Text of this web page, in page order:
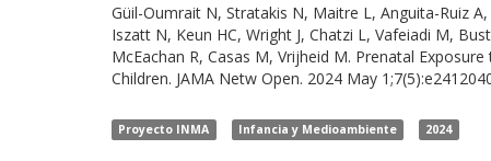
Güil-Oumrait N, Stratakis N, Maitre L, Anguita-Ruiz
Iszatt N, Keun HC, Wright J, Chatzi L, Vafeiadi M,
McEachan R, Casas M, Vrijheid M. Prenatal
Children. JAMA Netw Open. 2024 May
Proyecto INMA Infancia y Medioambiente 2024